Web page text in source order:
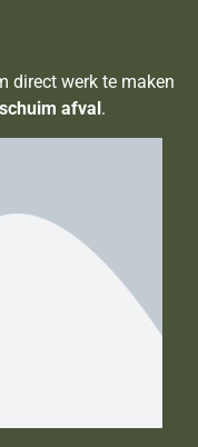
direct werk te maken
afval.